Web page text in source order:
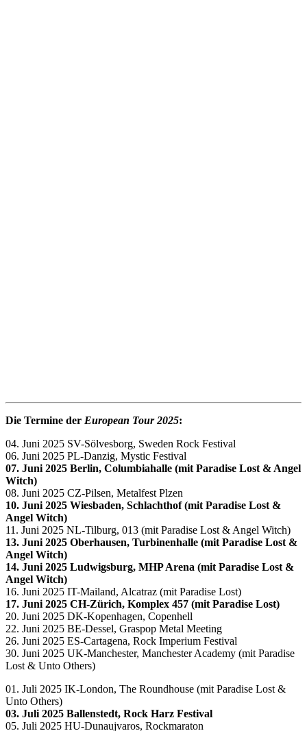
Die Termine der European Tour 2025:
04. Juni 2025 SV-Sölvesborg, Sweden Rock Festival
06. Juni 2025 PL-Danzig, Mystic Festival
07. Juni 2025 Berlin, Columbiahalle (mit Paradise Lost & Angel
Witch)
08. Juni 2025 CZ-Pilsen, Metalfest Plzen
10. Juni 2025 Wiesbaden, Schlachthof (mit Paradise Lost &
Angel Witch)
11. Juni 2025 NL-Tilburg, 013 (mit Paradise Lost & Angel Witch)
13. Juni 2025 Oberhausen, Turbinenhalle (mit Paradise Lost &
Angel Witch)
14. Juni 2025 Ludwigsburg, MHP Arena (mit Paradise Lost &
Angel Witch)
16. Juni 2025 IT-Mailand, Alcatraz (mit Paradise Lost)
17. Juni 2025 CH-Zürich, Komplex 457 (mit Paradise Lost)
20. Juni 2025 DK-Kopenhagen, Copenhell
22. Juni 2025 BE-Dessel, Graspop Metal Meeting
26. Juni 2025 ES-Cartagena, Rock Imperium Festival
30. Juni 2025 UK-Manchester, Manchester Academy (mit Paradise
Lost & Unto Others)
01. Juli 2025 IK-London, The Roundhouse (mit Paradise Lost &
Unto Others)
03. Juli 2025 Ballenstedt, Rock Harz Festival
05. Juli 2025 HU-Dunaujvaros, Rockmaraton